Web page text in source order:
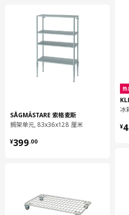
厨房缓冲式合叶
605.248.83
22
0.20
容量
1.3
重量
0.21
宽度
保养说明和环境和材料
SÅGMÄSTARE 索格麦斯
搁架单元, 83x36x128 厘米
¥399.00
¥ 399.00
热
冰
¥
¥